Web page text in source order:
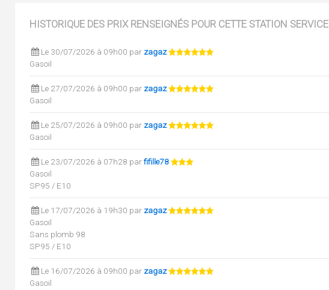
HISTORIQUE DES PRIX RENSEIGNÉS POUR CETTE STATION SERVICE
Le 30/07/2026 à 09h00 par zagaz
Gasoil
Le 27/07/2026 à 09h00 par zagaz
Gasoil
Le 25/07/2026 à 09h00 par zagaz
Gasoil
Le 23/07/2026 à 07h28 parfifille78
Gasoil
SP95 / E10
Le 17/07/2026 à 19h30 par zagaz
Gasoil
Sans plomb 98
SP95 / E10
Le 16/07/2026 à 09h00 par zagaz
Gasoil